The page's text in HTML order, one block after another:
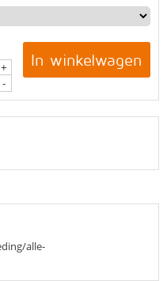
+
-
In winkelwagen
alle-